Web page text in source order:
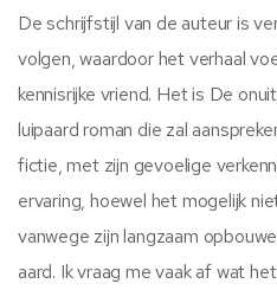
De schrijfstijl van de auteur is
volgen, waardoor het verhaal
kennisrijke vriend. Het is De
luipaard roman die zal
fictie, met zijn gevoelige
ervaring, hoewel het mogelijk
vanwege zijn langzaam
aard. Ik vraag me vaak af wat